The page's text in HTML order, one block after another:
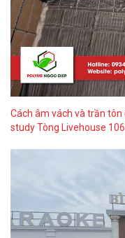
Cách âm vách và trần tôn
study Tòng Livehouse